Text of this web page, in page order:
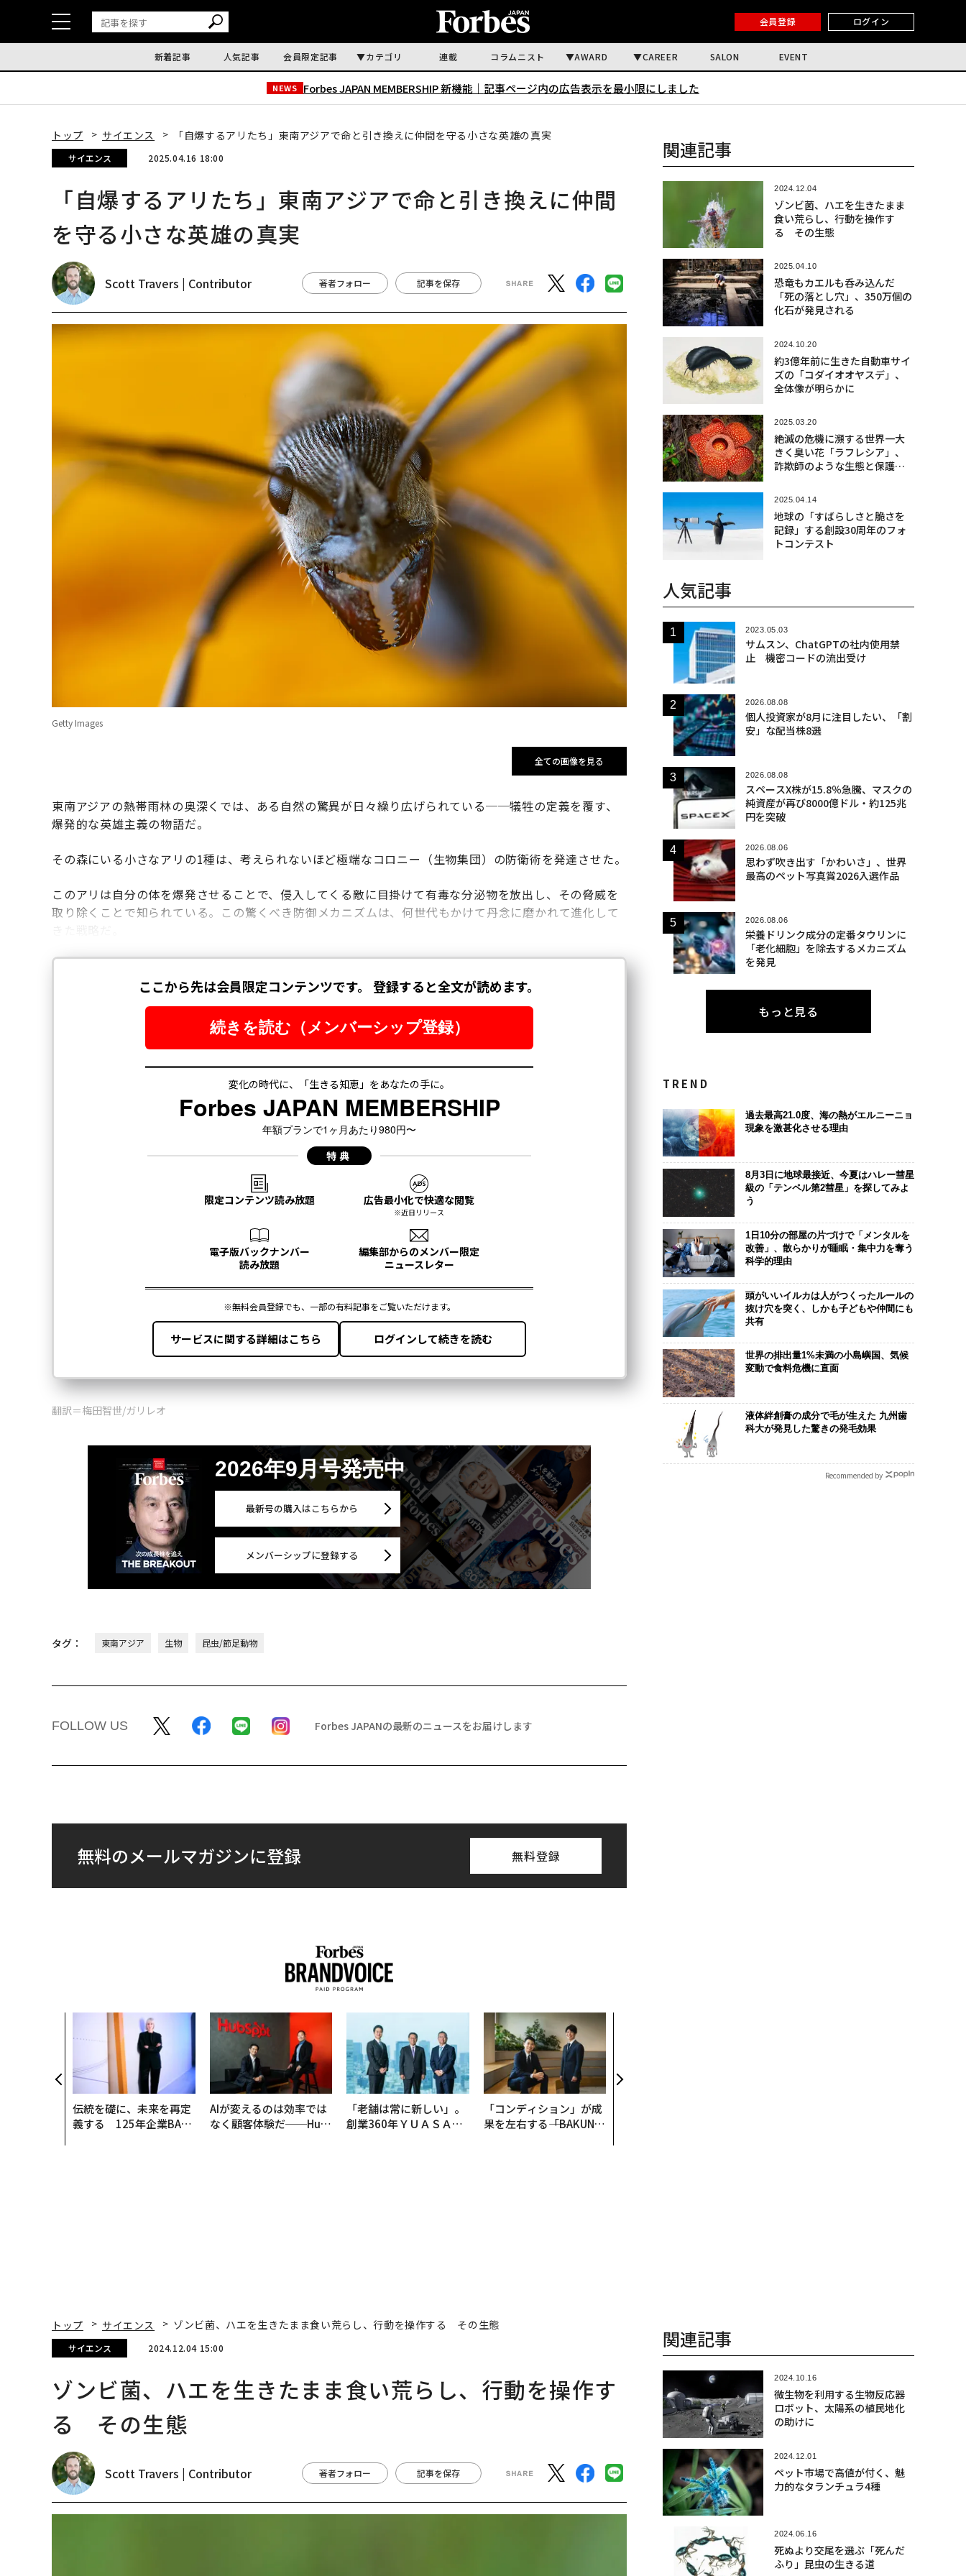
会員登録 ログイン
新着記事 人気記事 会員限定記事 カテゴリ 連載 コラムニスト AWARD CAREER SALON EVENT
NEWS Forbes JAPAN MEMBERSHIP 新機能｜ 記事ページ内の広告表示を最小限にしました
トップ サイエンス 「自爆するアリたち」東南アジアで命と引き換えに仲間を守る小さな英雄の真実
サイエンス 2025.04.16 18:00
「自爆するアリたち」東南アジアで命と引き換えに仲間
を守る小さな英雄の真実
Scott Travers | Contributor 著者フォロー 記事を保存
Getty Images
全ての画像を見る
東南アジアの熱帯雨林の奥深くでは、ある自然の驚異が日々繰り広げられている──犠牲の定義を覆す、
爆発的な英雄主義の物語だ。
その森にいる小さなアリの1種は、考えられないほど極端なコロニー（生物集団）の防衛術を発達させた。
このアリは自分の体を爆発させることで、侵入してくる敵に目掛けて有毒な分泌物を放出し、その脅威を
取り除くことで知られている。この驚くべき防御メカニズムは、何世代もかけて丹念に磨かれて進化して
翻訳＝梅田智世/ガリレオ
2026年9月号発売中
最新号の購入はこちらから
メンバーシップに登録する
タグ： 東南アジア 生物 昆虫/節足動物
FOLLOW US Forbes JAPANの最新のニュースをお届けします
無料のメールマガジンに登録 無料登録
伝統を礎に、未来を再定
義する 125年企業BAT
AIが変えるのは効率では
なく顧客体験だ──Hub
「老舗は常に新しい」。
創業360年ＹＵＡＳＡと
「コンディション」が成
果を左右する――「BAKUN
関連記事
2024.12.04
ゾンビ菌、ハエを生きたまま
食い荒らし、行動を操作す
る その生態
2025.04.10
恐竜もカエルも呑み込んだ
「死の落とし穴」、350万個の
化石が発見される
2024.10.20
約3億年前に生きた自動車サイ
ズの「コダイオオヤスデ」、
全体像が明らかに
2025.03.20
絶滅の危機に瀕する世界一大
きく臭い花「ラフレシア」、
詐欺師のような生態と保護の
2025.04.14
地球の「すばらしさと脆さを
記録」する創設30周年のフォ
トコンテスト
人気記事
2023.05.03
サムスン、ChatGPTの社内使用禁
止 機密コードの流出受け
2026.08.08
個人投資家が8月に注目したい、「割
安」な配当株8選
2026.08.08
スペースX株が15.8％急騰、マスクの
純資産が再び8000億ドル・約125兆
円を突破
2026.08.06
思わず吹き出す「かわいさ」、世界
最高のペット写真賞2026入選作品
2026.08.06
栄養ドリンク成分の定番タウリンに
「老化細胞」を除去するメカニズム
を発見
もっと見る
TREND
過去最高21.0度、海の熱がエルニーニョ
現象を激甚化させる理由
8月3日に地球最接近、今夏はハレー彗星
級の「テンペル第2彗星」を探してみよ
う
1日10分の部屋の片づけで「メンタルを
改善」、散らかりが睡眠・集中力を奪う
科学的理由
頭がいいイルカは人がつくったルールの
抜け穴を突く、しかも子どもや仲間にも
共有
世界の排出量1%未満の小島嶼国、気候
変動で食料危機に直面
液体絆創膏の成分で毛が生えた 九州歯
科大が発見した驚きの発毛効果
Recommended by
トップ サイエンス ゾンビ菌、ハエを生きたまま食い荒らし、行動を操作する その生態
サイエンス 2024.12.04 15:00
ゾンビ菌、ハエを生きたまま食い荒らし、行動を操作す
る その生態
Scott Travers | Contributor 著者フォロー 記事を保存
関連記事
2024.10.16
微生物を利用する生物反応器
ロボット、太陽系の植民地化
の助けに
2024.12.01
ペット市場で高値が付く、魅
力的なタランチュラ4種
2024.06.16
死ぬより交尾を選ぶ「死んだ
ふり」昆虫の生きる道